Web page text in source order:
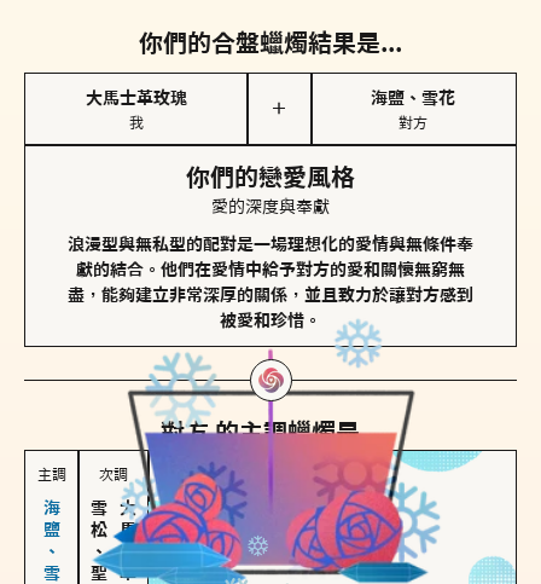
你們的合盤蠟燭結果是...
大馬士革玫瑰
我
＋
海鹽、雪花
對方
你們的戀愛風格
愛的深度與奉獻
浪漫型與無私型的配對是一場理想化的愛情與無條件奉
獻的結合。他們在愛情中給予對方的愛和關懷無窮無
盡，能夠建立非常深厚的關係，並且致力於讓對方感到
被愛和珍惜。
對方的主調蠟燭是...
主調 次調
雪松、聖木